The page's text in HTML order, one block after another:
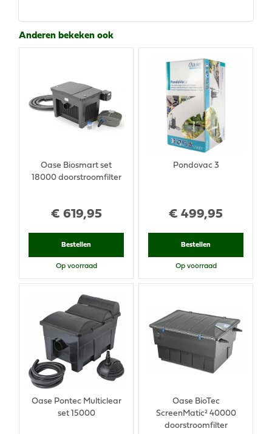
Anderen bekeken ook
€ 619,95
Oase Biosmart set
18000 doorstroomfilter
Bestellen
Op voorraad
€ 499,95
Pondovac 3
Bestellen
Op voorraad
Oase Pontec Multiclear
set 15000
Oase BioTec
ScreenMatic² 40000
doorstroomfilter